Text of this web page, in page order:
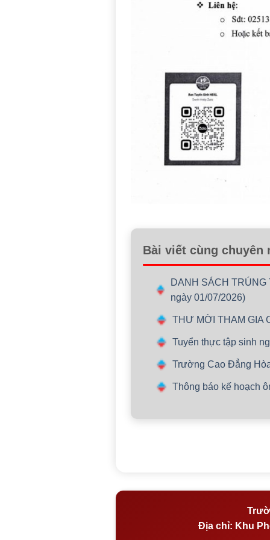
Bài viết cùng chuyên
DANH SÁCH TRÚNG
ngày 01/07/2026)
THƯ MỜI THAM GIA
Tuyển thực tập sinh
Trường Cao Đẳng
Thông báo kế hoạch
Địa chỉ: Khu